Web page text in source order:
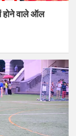
होने वाले ऑल